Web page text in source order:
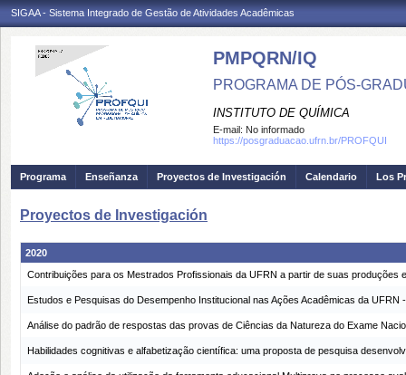
SIGAA - Sistema Integrado de Gestão de Atividades Acadêmicas
PMPQRN/IQ
PROGRAMA DE PÓS-
INSTITUTO DE QUÍMICA
E-mail: No informado
https://posgraduacao.ufrn.br/PROFQUI
Programa Enseñanza Proyectos de Investigación Calendario Los
Proyectos de Investigación
2020
Contribuições para os Mestrados Profissionais da UFRN a partir de suas produções
Estudos e Pesquisas do Desempenho Institucional nas Ações Acadêmicas da UFRN
Análise do padrão de respostas das provas de Ciências da Natureza do Exame
Habilidades cognitivas e alfabetização científica: uma proposta de pesquisa